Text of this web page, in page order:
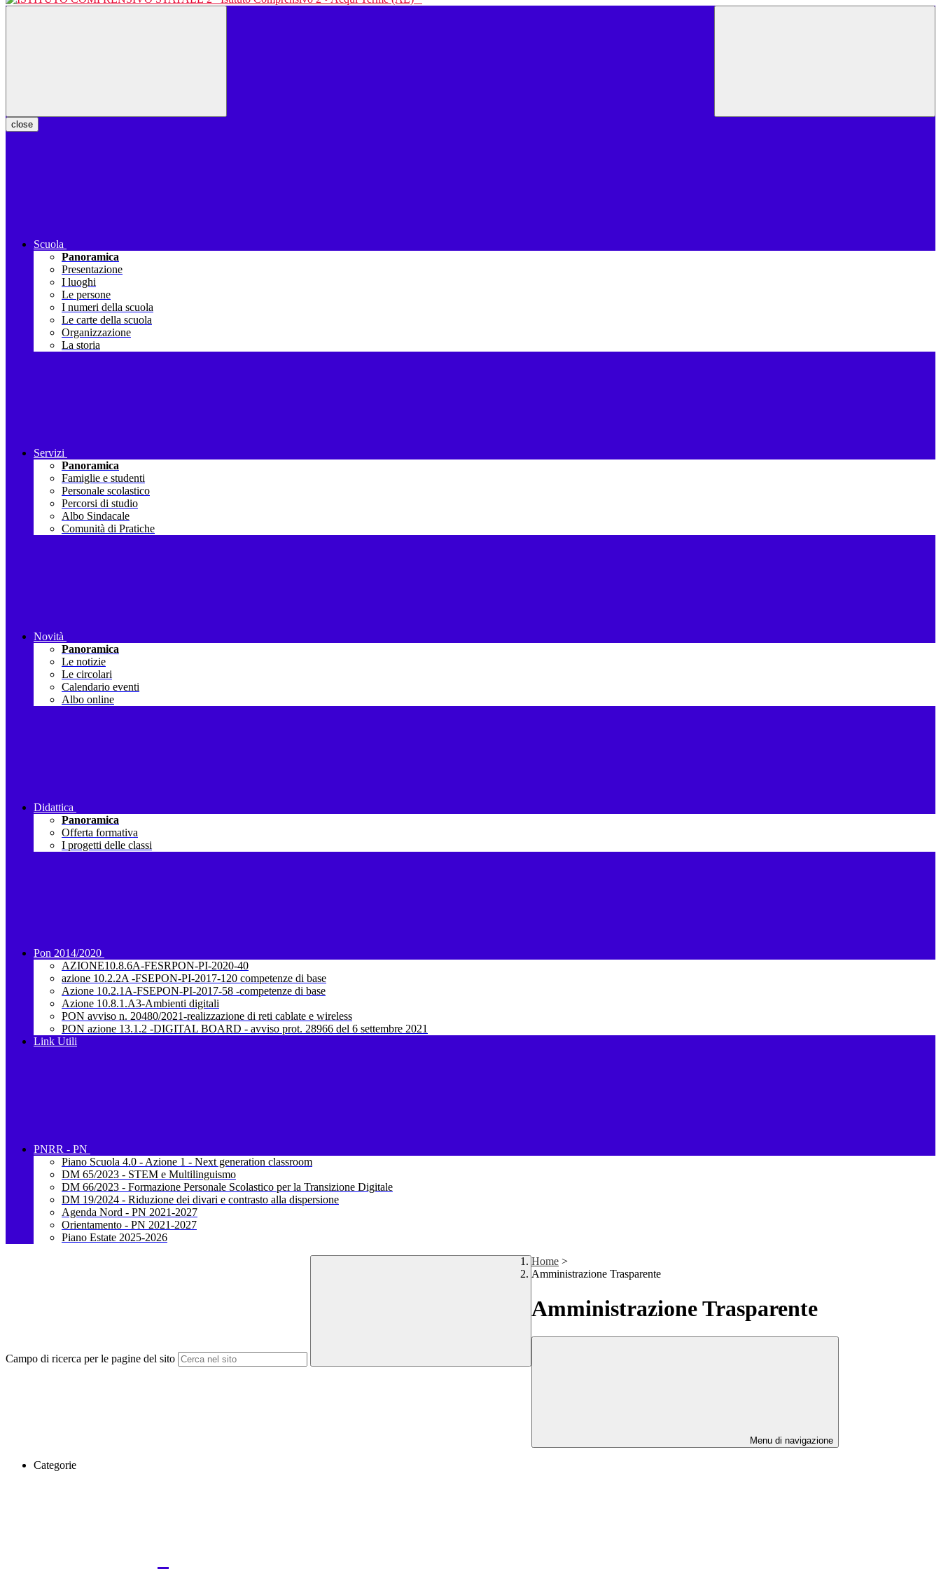
close
Scuola
Panoramica
Presentazione
I luoghi
Le persone
I numeri della scuola
Le carte della scuola
Organizzazione
La storia
Servizi
Panoramica
Famiglie e studenti
Personale scolastico
Percorsi di studio
Albo Sindacale
Comunità di Pratiche
Novità
Panoramica
Le notizie
Le circolari
Calendario eventi
Albo online
Didattica
Panoramica
Offerta formativa
I progetti delle classi
Pon 2014/2020
AZIONE10.8.6A-FESRPON-PI-2020-40
azione 10.2.2A -FSEPON-PI-2017-120 competenze di base
Azione 10.2.1A-FSEPON-PI-2017-58 -competenze di base
Azione 10.8.1.A3-Ambienti digitali
PON avviso n. 20480/2021-realizzazione di reti cablate e wireless
PON azione 13.1.2 -DIGITAL BOARD - avviso prot. 28966 del 6 settembre 2021
Link Utili
PNRR - PN
Piano Scuola 4.0 - Azione 1 - Next generation classroom
DM 65/2023 - STEM e Multilinguismo
DM 66/2023 - Formazione Personale Scolastico per la Transizione Digitale
DM 19/2024 - Riduzione dei divari e contrasto alla dispersione
Agenda Nord - PN 2021-2027
Orientamento - PN 2021-2027
Piano Estate 2025-2026
Campo di ricerca per le pagine del sito
Home >
Amministrazione Trasparente
Amministrazione Trasparente
Menu di navigazione
Categorie